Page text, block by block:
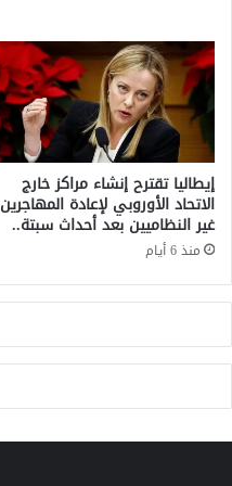
ل
ه
ع
ي
ن
ا
ل
س
ك
ل
م
غ
ر
ع
ل
ى
خ
ر
ط
ب
ر
إيطاليا تقترح إنشاء مراكز خارج
الاتحاد الأوروبي لإعادة المهاجرين
غير النظاميين بعد أحداث سبتة..
منذ 6 أيام